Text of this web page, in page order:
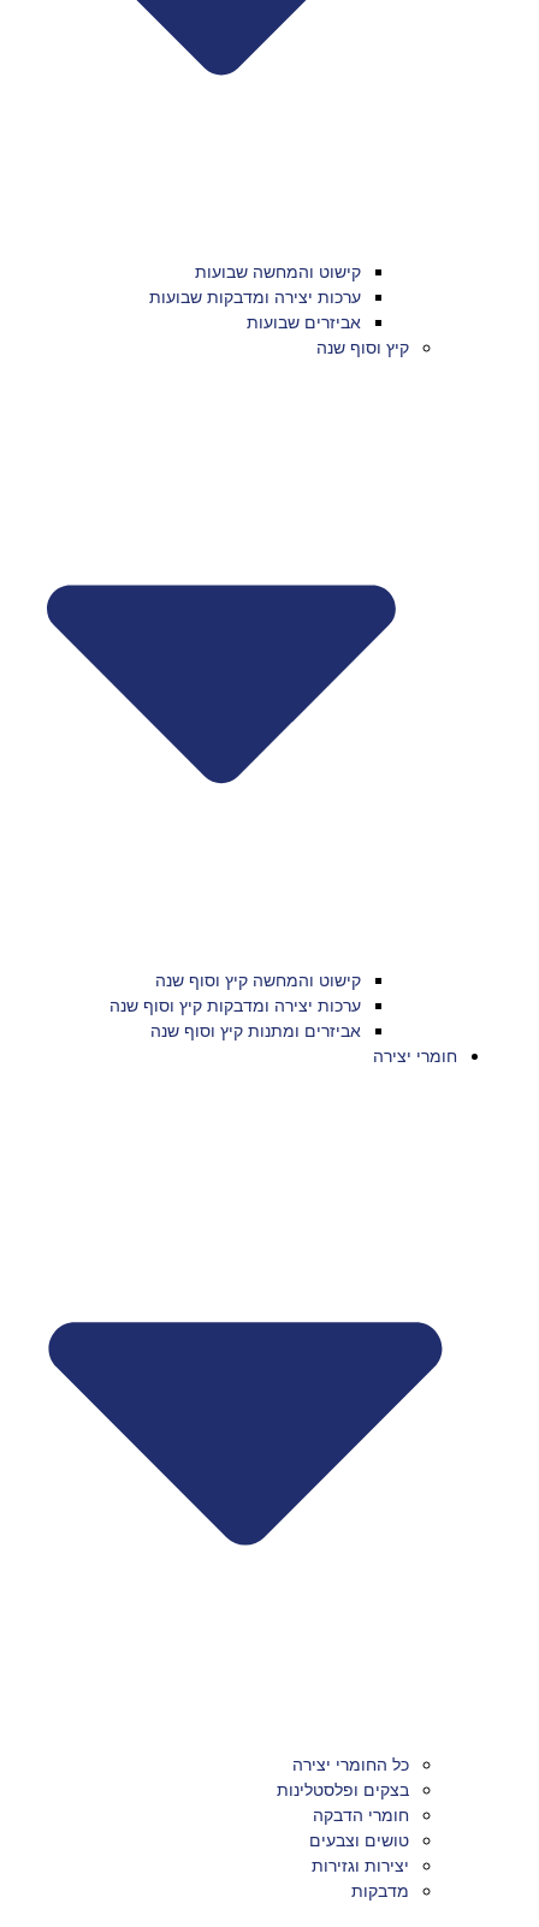
קישוט והמחשה שבועות
ערכות יצירה ומדבקות שבועות
אביזרים שבועות
קיץ וסוף שנה
קישוט והמחשה קיץ וסוף שנה
ערכות יצירה ומדבקות קיץ וסוף שנה
אביזרים ומתנות קיץ וסוף שנה
חומרי יצירה
כל החומרי יצירה
בצקים ופלסטלינות
חומרי הדבקה
טושים וצבעים
יצירות וגזירות
מדבקות